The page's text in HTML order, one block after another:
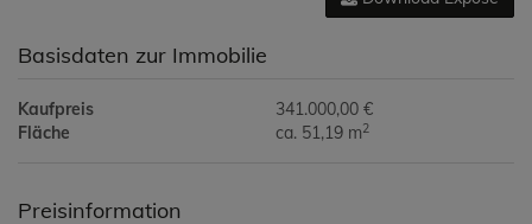
Basisdaten zur Immobilie
Kaufpreis
341.000,00 €
Fläche
ca. 51,19 m2
Preisinformation